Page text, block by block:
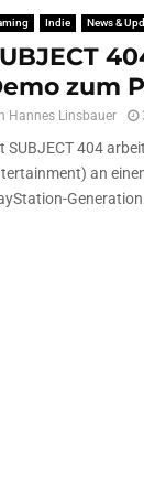
Indie News &
zum
Hannes Linsbauer
SUBJECT 404
an